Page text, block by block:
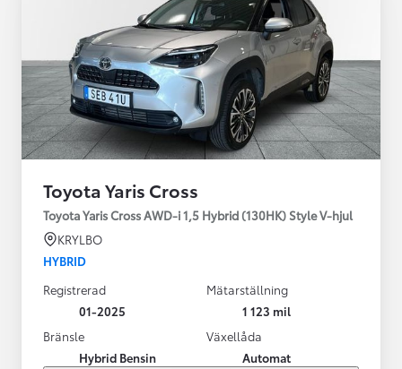
Toyota Yaris Cross
Toyota Yaris Cross AWD-i 1,5 Hybrid (130HK) Style V-hjul
KRYLBO
HYBRID
Registrerad
01-2025
Mätarställning
1 123 mil
Bränsle
Hybrid Bensin
Växellåda
Automat